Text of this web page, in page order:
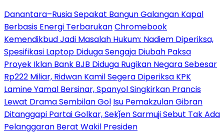
Danantara–Rusia Sepakat Bangun Galangan Kapal
Berbasis Energi TerbarukanChromebook
Kemendikbud Jadi Masalah Hukum: Nadiem Diperiksa,
Spesifikasi Laptop Diduga Sengaja Diubah Paksa
Proyek Iklan Bank BJB Diduga Rugikan Negara Sebesar
Rp222 Miliar, Ridwan Kamil Segera Diperiksa KPK
Lamine Yamal Bersinar, Spanyol Singkirkan Prancis
Lewat Drama Sembilan Gol Isu Pemakzulan Gibran
Ditanggapi Partai Golkar, Sekǰen Sarmuji Sebut Tak Ada
Pelanggaran Berat Wakil Presiden